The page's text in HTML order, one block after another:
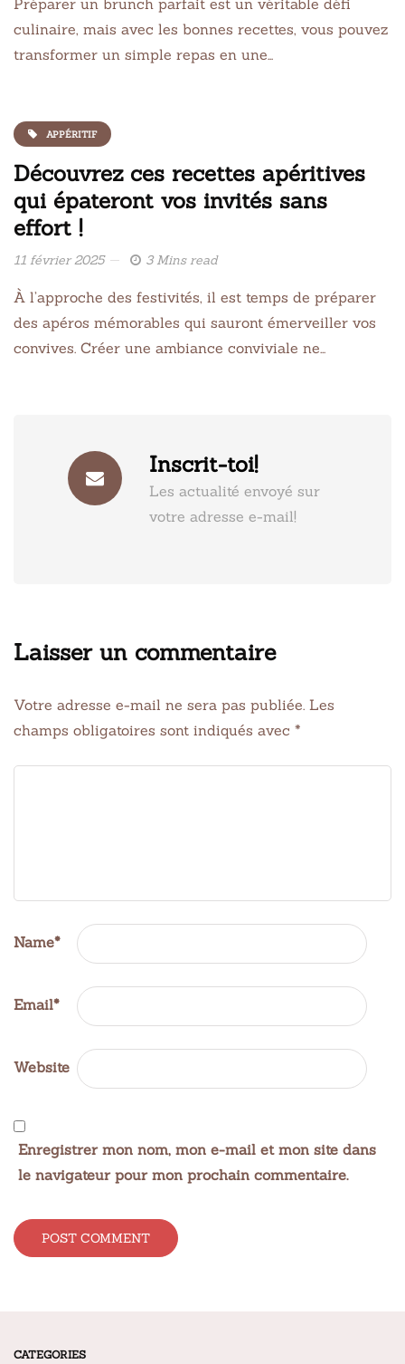
Préparer un brunch parfait est un véritable défi
culinaire, mais avec les bonnes recettes, vous pouvez
transformer un simple repas en une…
APPÉRITIF
Découvrez ces recettes apéritives
qui épateront vos invités sans
effort !
11 février 2025 3 Mins read
À l’approche des festivités, il est temps de préparer
des apéros mémorables qui sauront émerveiller vos
convives. Créer une ambiance conviviale ne…
Inscrit-toi!
Les actualité envoyé sur
votre adresse e-mail!
Laisser un commentaire
Votre adresse e-mail ne sera pas publiée. Les
champs obligatoires sont indiqués avec *
Name*
Email*
Website
Enregistrer mon nom, mon e-mail et mon site dans
le navigateur pour mon prochain commentaire.
CATEGORIES